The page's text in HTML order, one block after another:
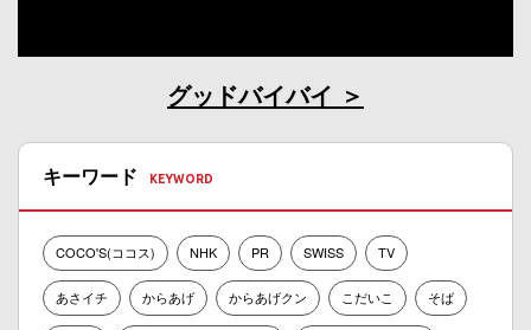
グッドバイバイ
キーワード
COCO'S(ココス) NHK PR SWISS TV
あさイチ からあげ からあげクン こだいこ そば